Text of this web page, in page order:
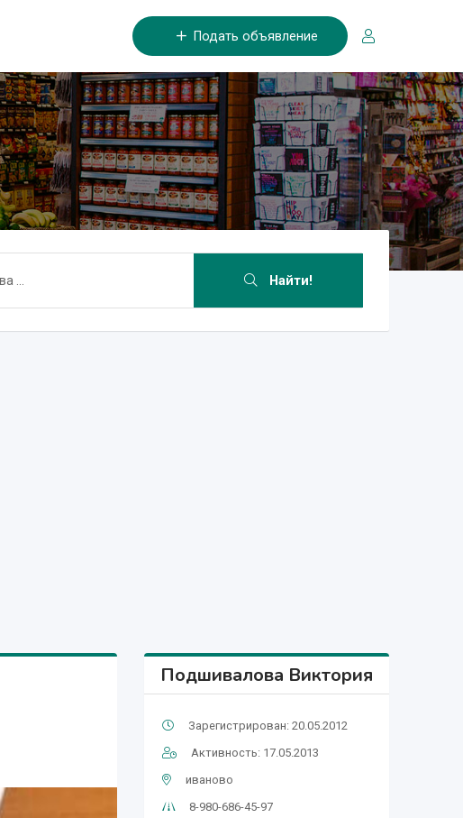
Подать объявление
Найти!
Подшивалова Виктория
Зарегистрирован: 20.05.2012
Активность: 17.05.2013
иваново
8-980-686-45-97